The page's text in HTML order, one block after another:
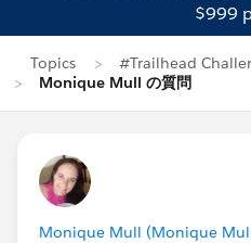
$999
Topics
#Trailhead
Monique Mull の質問
Monique Mull (Monique